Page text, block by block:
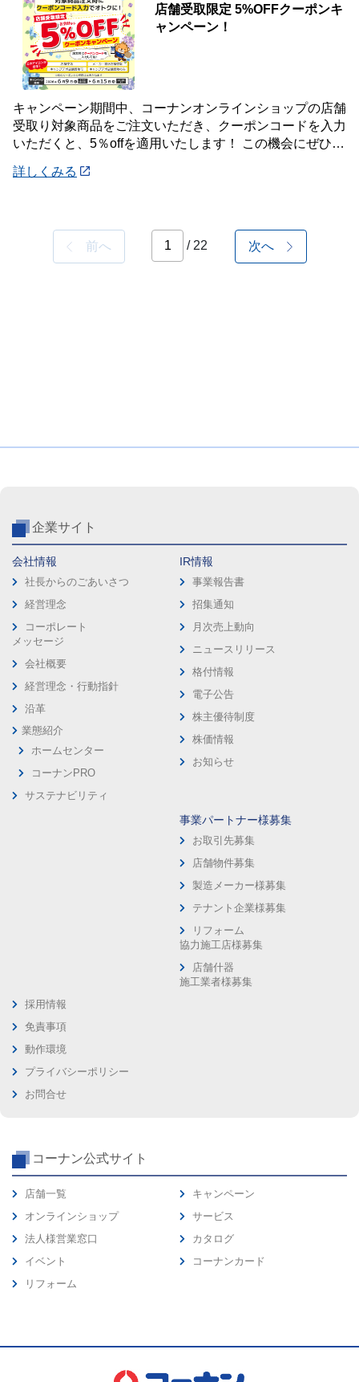
店舗受取限定 5%OFFクーポンキ
ャンペーン！
キャンペーン期間中、コーナンオンラインショップの店舗
受取り対象商品をご注文いただき、クーポンコードを入力
いただくと、5％offを適用いたします！ この機会にぜひご
詳しくみる
前へ / 22 次へ
企業サイト
会社情報
社長からのごあいさつ
経営理念
コーポレート
メッセージ
会社概要
経営理念・行動指針
沿革
業態紹介
ホームセンター
コーナンPRO
サステナビリティ
IR情報
事業報告書
招集通知
月次売上動向
ニュースリリース
格付情報
電子公告
株主優待制度
株価情報
お知らせ
事業パートナー様募集
お取引先募集
店舗物件募集
製造メーカー様募集
テナント企業様募集
リフォーム
協力施工店様募集
店舗什器
施工業者様募集
採用情報
免責事項
動作環境
プライバシーポリシー
お問合せ
コーナン公式サイト
店舗一覧
オンラインショップ
法人様営業窓口
イベント
リフォーム
キャンペーン
サービス
カタログ
コーナンカード